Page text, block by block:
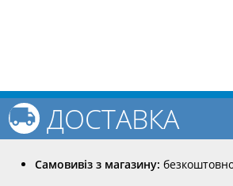
ДОСТАВКА
Самовивіз з магазину: